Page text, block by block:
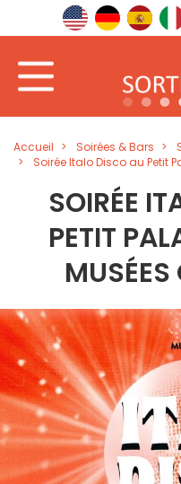
Accueil Soirées & Bars
Soirée Italo Disco au Petit
SOIRÉE
PETIT
MUSÉES